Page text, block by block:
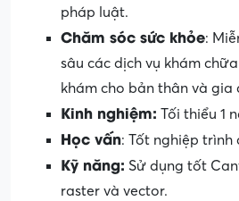
pháp luật.
Chăm sóc sức khỏe:
sâu các dịch vụ khám
khám cho bản thân và gia
Kinh nghiệm: Tối thiểu 1
Học vấn: Tốt nghiệp
Kỹ năng: Sử dụng tốt
raster và vector.